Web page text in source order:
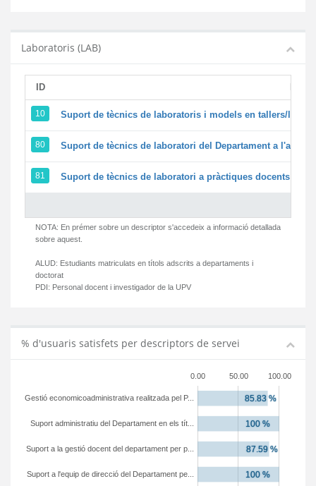
Laboratoris (LAB)
ID
10 Suport de tècnics de laboratoris i models en tallers/
80 Suport de tècnics de laboratori del Departament a
81 Suport de tècnics de laboratori a pràctiques docents i
NOTA: En prémer sobre un descriptor s'accedeix a informació detallada
sobre aquest.
ALUD: Estudiants matriculats en títols adscrits a departaments i
doctorat
PDI: Personal docent i investigador de la UPV
% d'usuaris satisfets per descriptors de servei
0.00 50.00 100.00
Suport a l'equip de direcció del Departament pe...
Suport a la gestió docent del departament per p...
Suport administratiu del Departament en els tít...
Gestió economicoadministrativa realitzada pel P...